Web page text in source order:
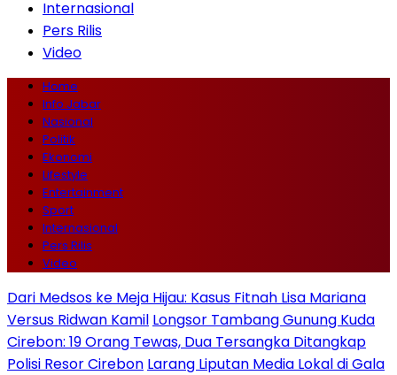
Internasional
Pers Rilis
Video
Home
Info Jabar
Nasional
Politik
Ekonomi
Lifestyle
Entertainment
Sport
Internasional
Pers Rilis
Video
Dari Medsos ke Meja Hijau: Kasus Fitnah Lisa Mariana
Versus Ridwan Kamil Longsor Tambang Gunung Kuda
Cirebon: 19 Orang Tewas, Dua Tersangka Ditangkap
Polisi Resor Cirebon Larang Liputan Media Lokal di Gala